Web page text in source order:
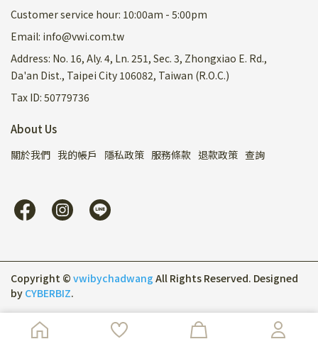
Customer service hour: 10:00am - 5:00pm
Email: info@vwi.com.tw
Address: No. 16, Aly. 4, Ln. 251, Sec. 3, Zhongxiao E. Rd.,
Da'an Dist., Taipei City 106082, Taiwan (R.O.C.)
Tax ID: 50779736
About Us
關於我們 我的帳戶 隱私政策 服務條款 退款政策 查詢
Copyright © vwibychadwang All Rights Reserved. Designed
by CYBERBIZ.